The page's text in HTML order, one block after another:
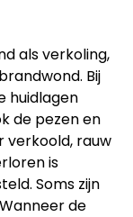
als verkoling,
Bij
huidlagen
de pezen en
verkoold, rauw
is
Soms zijn
de